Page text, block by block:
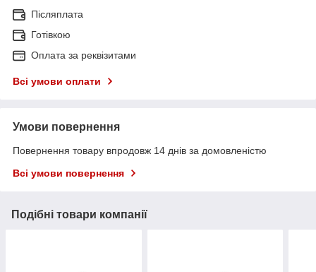
Післяплата
Готівкою
Оплата за реквізитами
Всі умови оплати
Умови повернення
Повернення товару впродовж 14 днів за домовленістю
Всі умови повернення
Подібні товари компанії